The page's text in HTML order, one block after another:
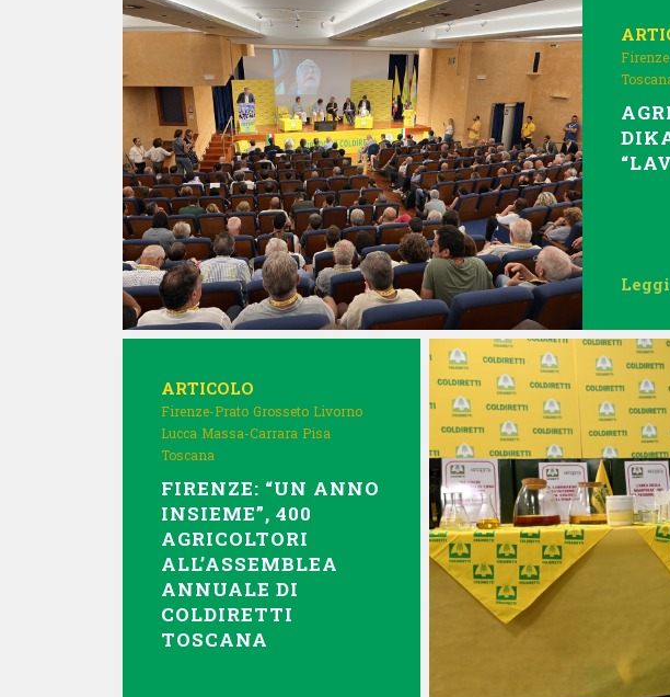
ARTICOLO
Firenze-Prato Grosseto Livorno
Lucca Massa-Carrara Pisa
Toscana
FIRENZE: “UN ANNO
INSIEME”, 400
AGRICOLTORI
ALL’ASSEMBLEA
ANNUALE DI
COLDIRETTI
TOSCANA